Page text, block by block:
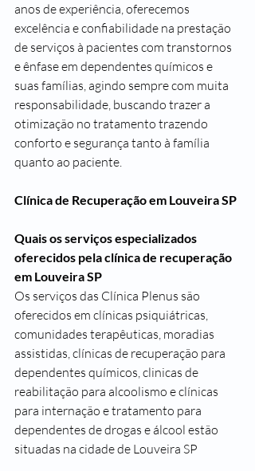
anos de experiência, oferecemos
excelência e confiabilidade na prestação
de serviços à pacientes com transtornos
e ênfase em dependentes químicos e
suas famílias, agindo sempre com muita
responsabilidade, buscando trazer a
otimização no tratamento trazendo
conforto e segurança tanto à família
quanto ao paciente.
Clínica de Recuperação em Louveira SP
Quais os serviços especializados
oferecidos pela clínica de recuperação
em Louveira SP
Os serviços das Clínica Plenus são
oferecidos em clínicas psiquiátricas,
comunidades terapêuticas, moradias
assistidas, clínicas de recuperação para
dependentes químicos, clinicas de
reabilitação para alcoolismo e clínicas
para internação e tratamento para
dependentes de drogas e álcool estão
situadas na cidade de Louveira SP